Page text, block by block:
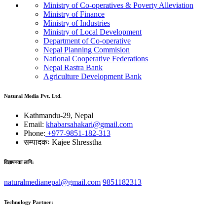
Ministry of Co-operatives & Poverty Alleviation
Ministry of Finance
Ministry of Industries
Ministry of Local Development
Department of Co-operative
Nepal Planning Commision
National Cooperative Federations
Nepal Rastra Bank
Agriculture Development Bank
Natural Media Pvt. Ltd.
Kathmandu-29, Nepal
Email: khabarsahakari@gmail.com
Phone: +977-9851-182-313
सम्पादकः Kajee Shresstha
विज्ञापनका लागि:
naturalmedianepal@gmail.com 9851182313
Technology Partner: